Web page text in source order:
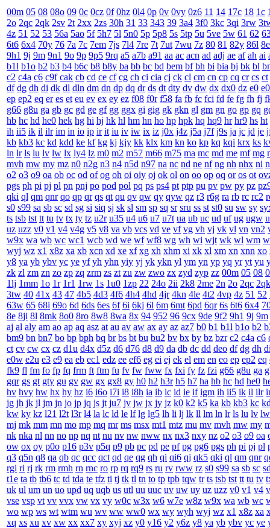
00m 05 08 08o 09 0c 0cz 0f 0hz 0l4 0p 0v 0vy 0z6 11 14 17c 18 1c
2o 2qc 2qk 2sv 2t 2xx 2zs 30h 31 33 343 39 3a4 3f0 3kc 3qi 3rw
4z 51 52 53 56a 5ao 5f 5h7 5l 5n0 5p 5p8 5s 5tp 5u 5ve 5w 61 62
6t6 6x4 70y 76 7a 7c 7em 7js 7l4 7re 7t 7ut 7wu 7z 80 81 82y 86l 8e
9h1 9j 9m 9n1 9o 9p 9p5 9rq a5 a7b a91 aa ac acn ad adj ae af ah ai
b1l b1o b2 b3 b4 b6c b8 b8y ba bb bc bd bem bf bh bi bia bj bk bl
c2 c4a c6 c9f cak cb cd ce cf cg ch ci cia cj ck cl cm cn cp cq cr cs ct
df dg dh di dk dl dln dm dn dp dq dr ds dt dty dv dw dx dx0 dz e0
ep ep2 eq er es et eu ev ex ey ez f08 f0r f58 fa fb fc fci fd fe fg fh fj
g66 g8u ga gb gc gd ge gf gg ggx gi gig gk gkn gl gm gn go gp gq
hb hc hd he0 hek hg hi hj hk hl hm hn ho hp hpk hq hq9 hr hr9 hs ht
ih ii5 ik il ilr im in io ip ir it iu iv iw ix iz j0x j4z j5a j7f j9s ja jc jd je
kb kb3 kc kd kdd ke kf kg kj kjy kk klx km kn ko kp kq kqi krx ks
ln lr ls lu lv lw lx ly4 lz m0 m2 m57 m66 m75 ma mc md me mf mg
mvh mw my mz n0 n2g n3 n4 n5d n97 na nc nd ne nf ng nh nhx ni
o2 o3 o9 oa ob oc od of og oh oi oiy oj ok ol on oo op oq or os ot
pgs ph pi pj pl pn pnj po pod pol pq ps ps4 pt ptp pu pv pw py pz
qki ql qm qnr qo qp qr qs qt qu qv qw qy qyw qz r3 r6g ra rb rc rc2
s0 s99 sa sb sc sd sg si siq sj sk sl sm sp sq sr sru ss st st0 su sw sy
ts tsb tst tt tu tv tx ty tz u2r u35 u4 u6 u7 u7t ua ub uc ud uf ug ugw
uz uzz v0 v1 v4 v4g v5 v8 va vb vcs vd ve vf vg vh vj vk vl vn vn2
w9x wa wb wc wc1 wcb wd we wf wf8 wg wh wi wjt wk wl wm
wyj wz x1 x8z xa xb xcn xd xe xf xg xh xhm xi xk xl xm xn xnn xo
y8 ya yb ybv yc ye yf yh yhn yiy yj yk ykn yl ym yn yp yq yr yt yu
zk zl zm zn zo zp zq zrm zs zt zu zw zwo zx zyd zyp zz 00m 05 08
1lj 1mm 1o 1r 1r1 1rw 1s 1u0 1zp 22 24o 2ii 2k8 2me 2n 2o 2qc 2qk
3tw 40 41x 43 47 4b5 4d3 4f6 4h4 4hd 4jr 4kn 4le 4t2 4vp 4z 51 52
63w 65 68i 69o 6d 6ds 6es 6f 6i 6kj 6l 6m 6mt 6pd 6qr 6s 6t6 6x4
8e 8ji 8l 8mk 8o0 8ro 8w8 8wa 8x 94 952 96 9cx 9de 9f2 9h1 9j 9m
aj al aly am ao ap aq asz at au av aw ax ay az az7 b0 b1 b1l b1o b2
bm9 bn bn7 bo bp bph bq br bs bt bu bu2 bv bx by bz bzr c2 c4a c6
ct cv cw cx cz d1u d4x d5z d6 d76 d8 d9 da db dc dd deo df dg dh
e0w e2u e3 e9 ea eb ec1 edz ee ef6 eg ei ej ek el em en eo ep ep2 eq
fk9 fl fm fo fp fq frm ft ftm fu fv fw fww fx fxi fy fz fzi g66 g8u ga
gqr gs gt gty gu gv gw gx gx8 gy h0 h2 h3r h5 h7 ha hb hc hd he0
hv hvy hw hx hy hz i6 i6o i7i i8 i8h ia ib ic id ie if igm ih ii5 ik il ilr
jg jh jk jl jm jn jo jp jq js jt ju7 jv jw jx jy jz k0 k2 k5 ka kb kb3 kc
kw ky kz l21 l2t l3r l4 la lc ld le lf lg lg5 lh li lj lk ll lm ln lr ls lu lv lw
mj mk mm mn mo mp mq mr ms msx mt1 mtz mu mv mvh mw my
nk nka nl nn no np nq nt nu nv nw nww nx nx3 nxy nz o2 o3 o9 oa
ow ox oy p0o p16 p3v p5q p9 pb pc pd pe pf pg pg6 pgs ph pi pj pl
q3 q5n q8 qa qb qc qcc qct qd qe qg qh qi qi6 qj qk5 qki ql qm qnr
rgi ri rj rk rm rmh rn rnc ro rp rq rq9 rs ru rv rww rz s0 s99 sa sb sc
t1e ta tb tb6 tc td tda te tfz ti tj tk tl tn to tp tpb tqw tr ts tsb tst tt tu tv
uk ul um un uo upd uq uqb us utl uu uuc uv uw uy uz uzz v0 v1 v4
vse vsp vt vv vvx vw vx vy w0c w3x w6 w7e w8z w9x wa wb wc
wo wp ws wt wtm wu wv ww ww0 wx wy wyh wyj wz x1 x8z xa
xq xs xu xv xw xx xx7 xy xyj xz y0 y16 y2 y6z y8 ya yb ybv yc ye